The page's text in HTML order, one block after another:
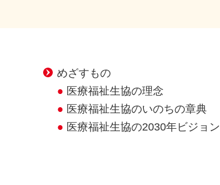
めざすもの
医療福祉生協の理念
医療福祉生協のいのちの章典
医療福祉生協の2030年ビジョン